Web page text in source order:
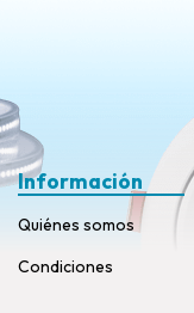
Información
Quiénes somos
Condiciones